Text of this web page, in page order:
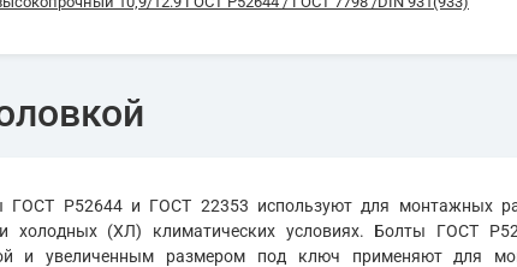
ГОСТ Р52644 и ГОСТ 22353 используют для монтажных
холодных (ХЛ) климатических условиях. Болты ГОСТ
и увеличенным размером под ключ применяют для